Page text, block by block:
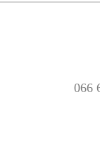
066